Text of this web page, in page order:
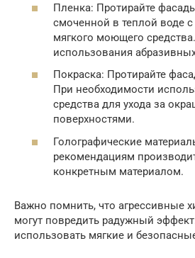
Пленка: Протирайте
смоченной в теплой воде
мягкого моющего
использования
Покраска: Протирайте
При необходимости
средства для ухода за
поверхностями.
Голографические
рекомендациям
конкретным материалом.
Важно помнить, что агрессивные
могут повредить радужный
использовать мягкие и